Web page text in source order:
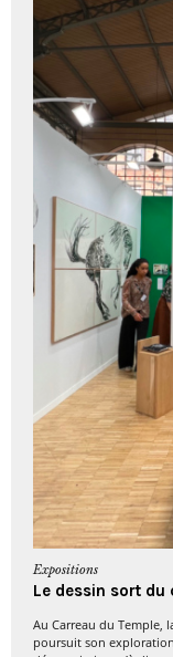
Expositions
Le dessin sort du
Au Carreau du Temple,
poursuit son